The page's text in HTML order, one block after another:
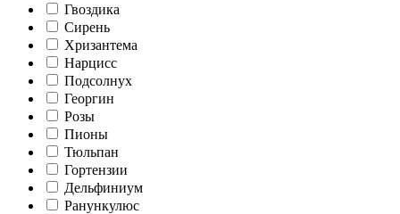
Гвоздика
Сирень
Хризантема
Нарцисс
Подсолнух
Георгин
Розы
Пионы
Тюльпан
Гортензии
Дельфиниум
Ранункулюс